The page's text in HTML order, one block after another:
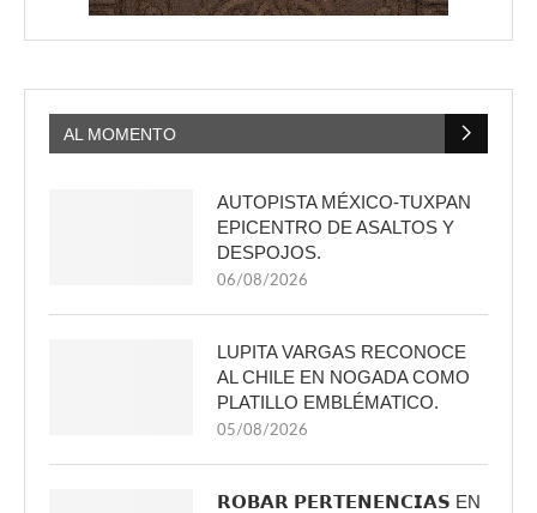
AL MOMENTO
AUTOPISTA MÉXICO-TUXPAN
EPICENTRO DE ASALTOS Y
DESPOJOS.
06/08/2026
LUPITA VARGAS RECONOCE
AL CHILE EN NOGADA COMO
PLATILLO EMBLÉMATICO.
05/08/2026
𝗥𝗢𝗕𝗔𝗥 𝗣𝗘𝗥𝗧𝗘𝗡𝗘𝗡𝗖𝗜𝗔𝗦 EN